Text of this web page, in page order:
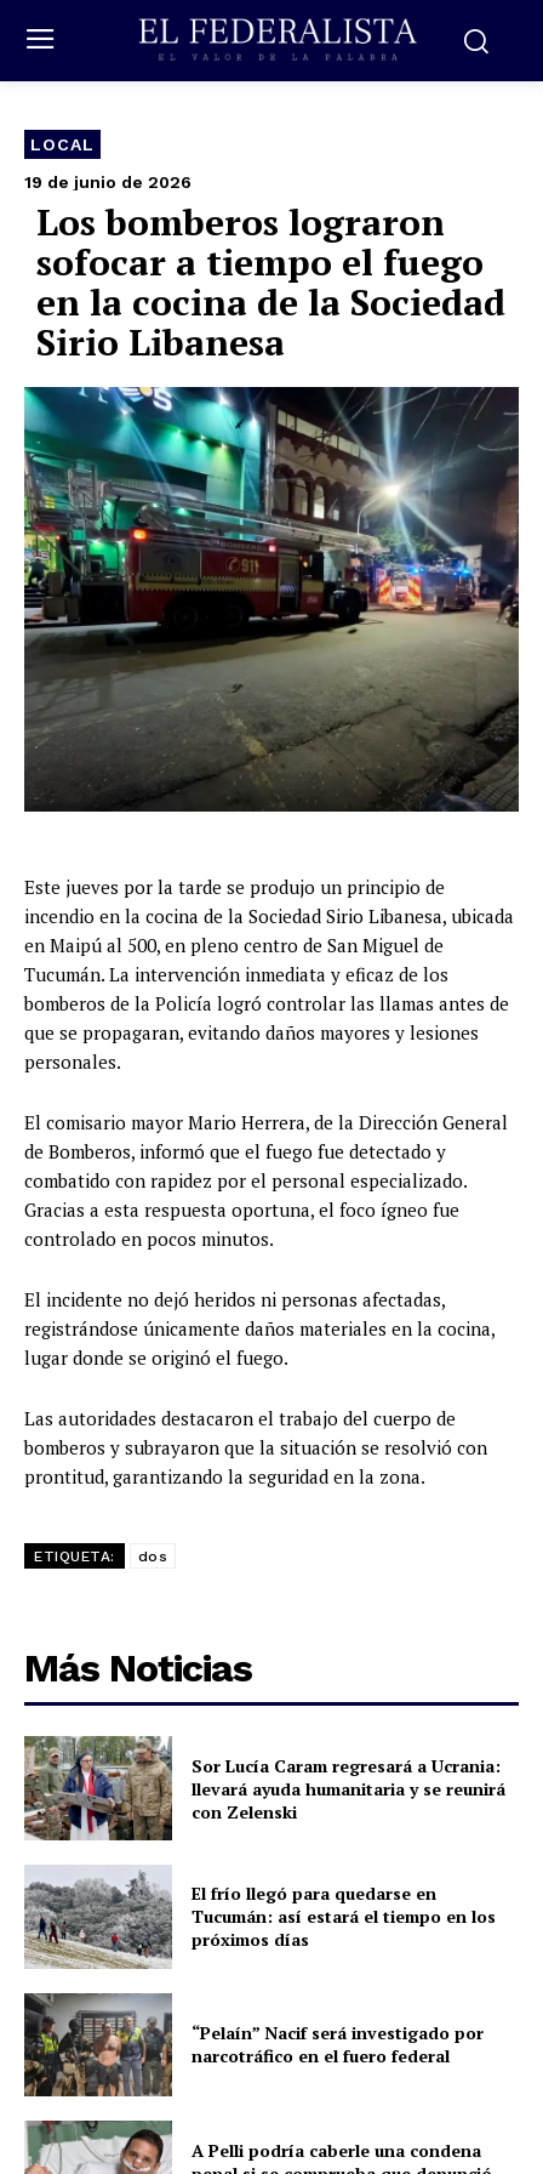
LOCAL
19 de junio de 2026
Los bomberos lograron
sofocar a tiempo el fuego
en la cocina de la Sociedad
Sirio Libanesa
Este jueves por la tarde se produjo un principio de
incendio en la cocina de la Sociedad Sirio Libanesa, ubicada
en Maipú al 500, en pleno centro de San Miguel de
Tucumán. La intervención inmediata y eficaz de los
bomberos de la Policía logró controlar las llamas antes de
que se propagaran, evitando daños mayores y lesiones
personales.
El comisario mayor Mario Herrera, de la Dirección General
de Bomberos, informó que el fuego fue detectado y
combatido con rapidez por el personal especializado.
Gracias a esta respuesta oportuna, el foco ígneo fue
controlado en pocos minutos.
El incidente no dejó heridos ni personas afectadas,
registrándose únicamente daños materiales en la cocina,
lugar donde se originó el fuego.
Las autoridades destacaron el trabajo del cuerpo de
bomberos y subrayaron que la situación se resolvió con
prontitud, garantizando la seguridad en la zona.
ETIQUETA: dos
Más Noticias
Sor Lucía Caram regresará a Ucrania:
llevará ayuda humanitaria y se reunirá
con Zelenski
El frío llegó para quedarse en
Tucumán: así estará el tiempo en los
próximos días
“Pelaín” Nacif será investigado por
narcotráfico en el fuero federal
A Pelli podría caberle una condena